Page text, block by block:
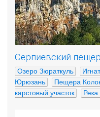
Серпиевский
Озеро Зюраткуль
Юрюзань
Пещера
карстовый участок